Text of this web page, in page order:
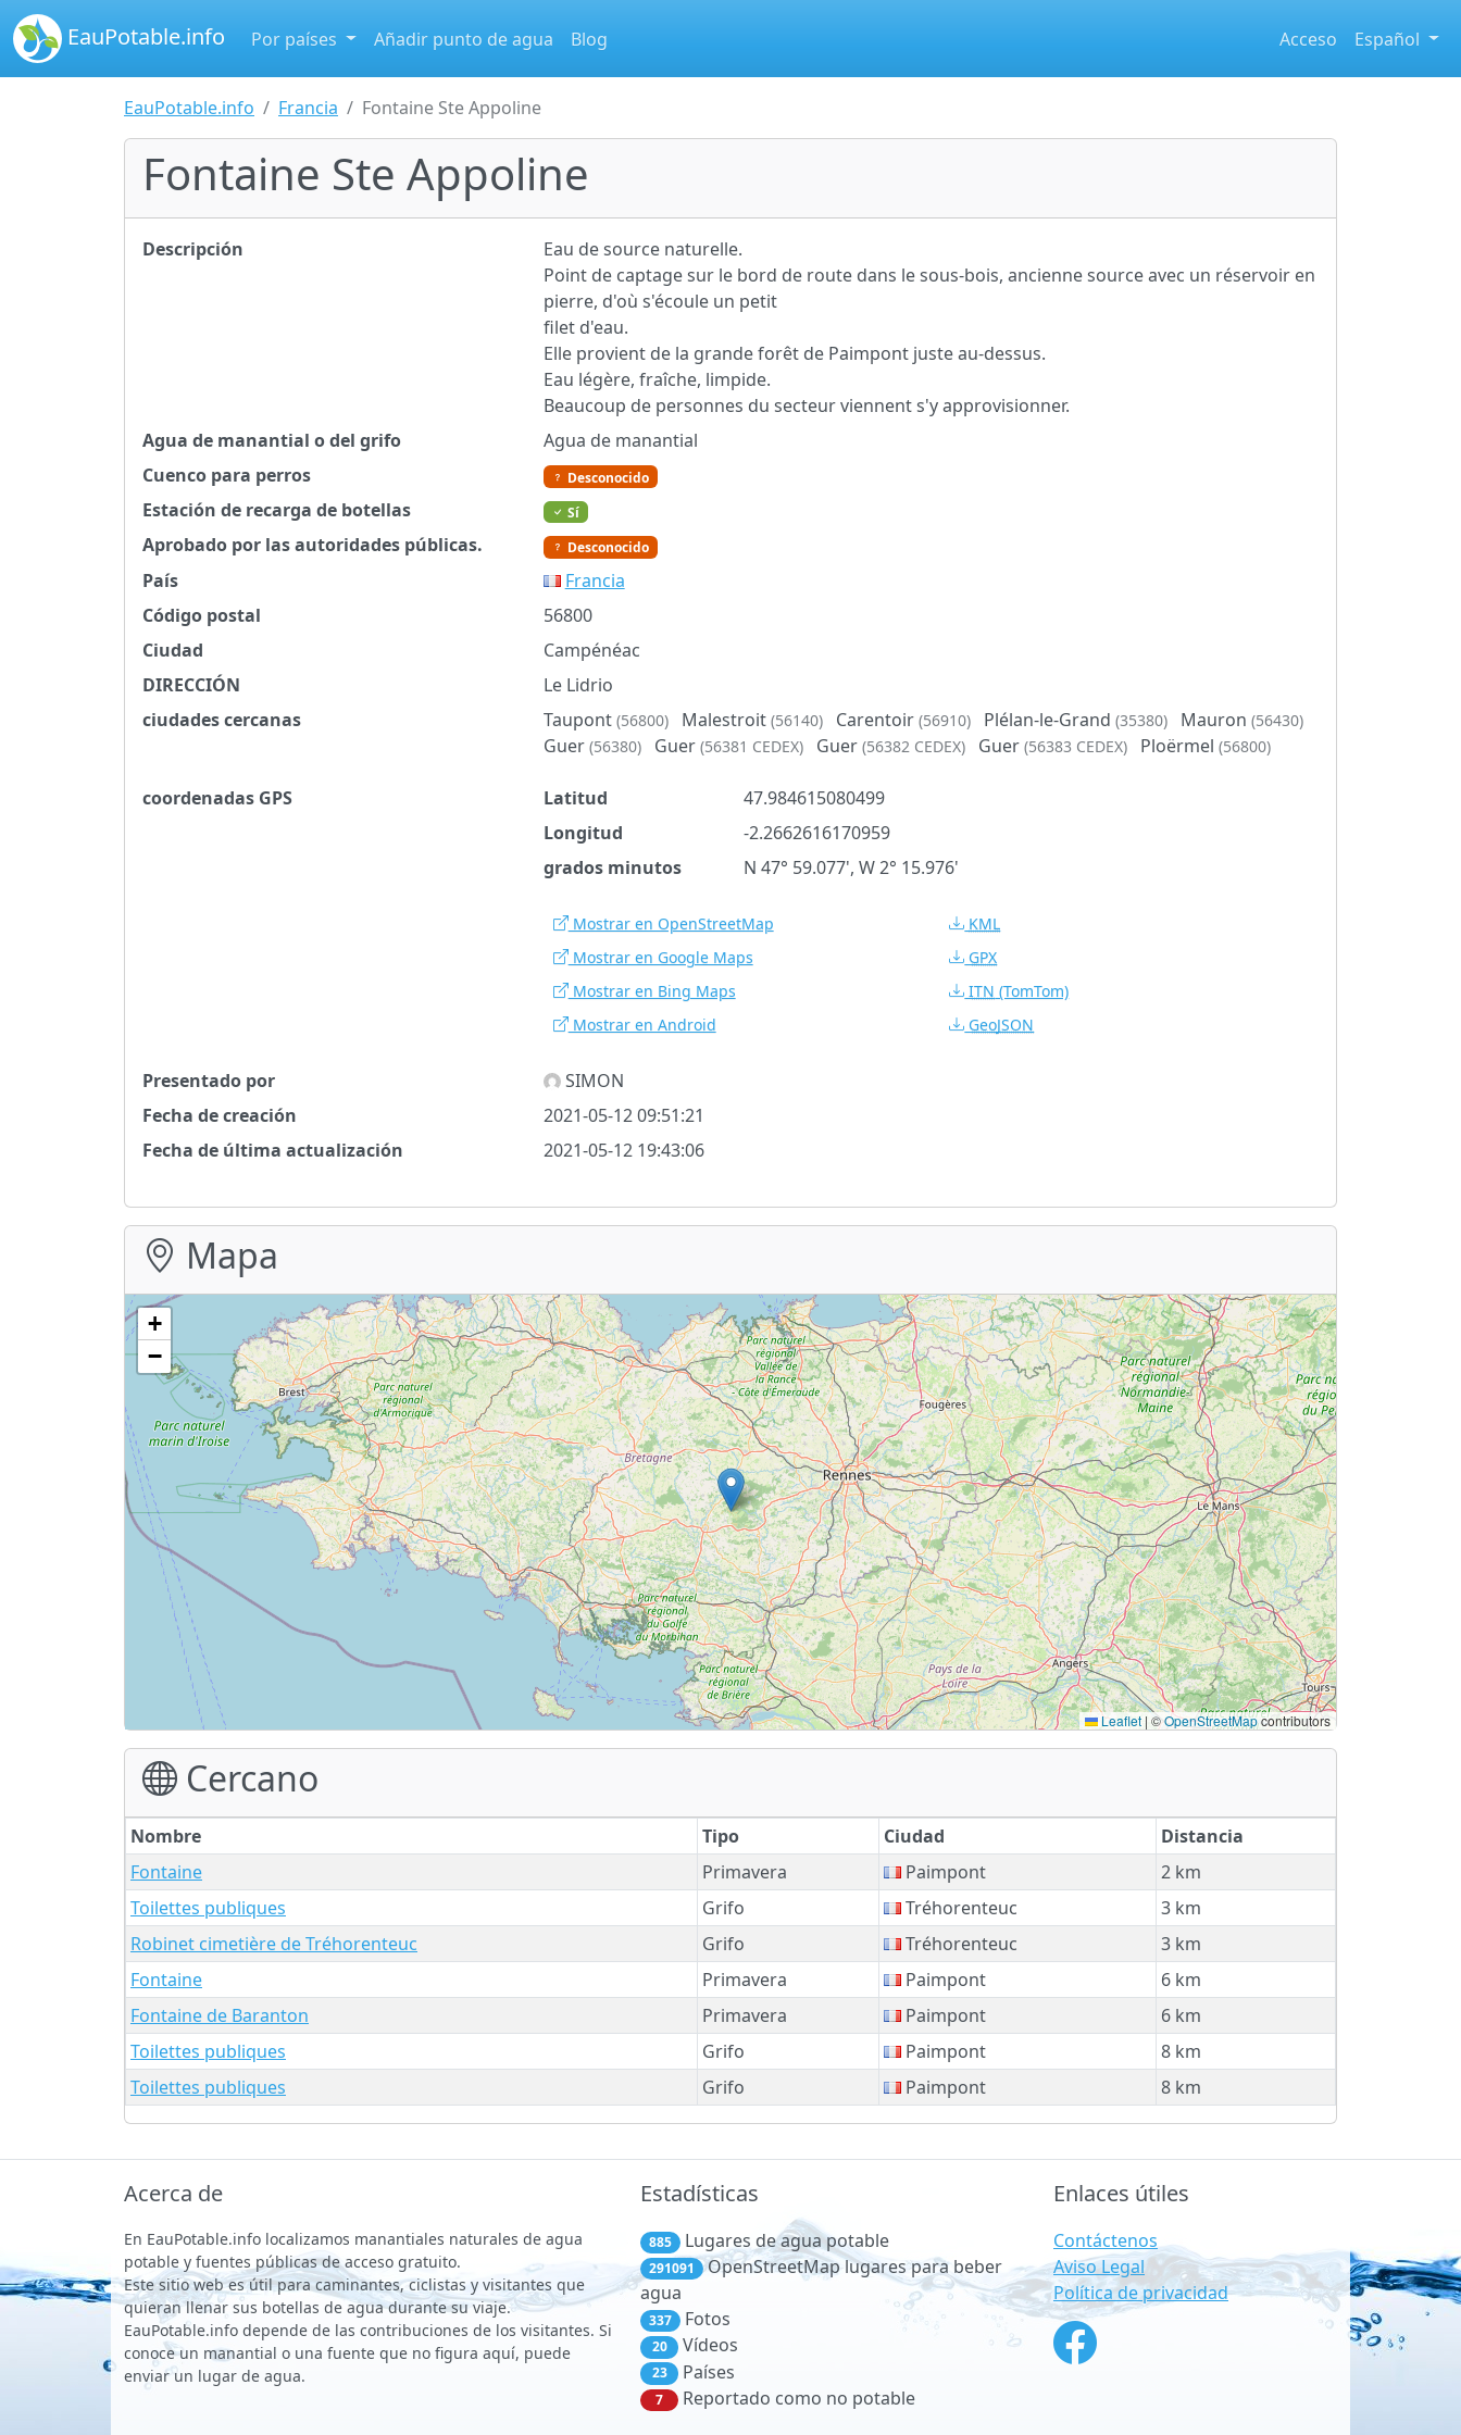
EauPotable.info Por países Añadir punto de agua Blog Acceso Español
EauPotable.info Francia Fontaine Ste Appoline
Fontaine Ste Appoline
Descripción
Eau de source naturelle.
Point de captage sur le bord de route dans le sous-bois, ancienne source avec un réservoir en
pierre, d'où s'écoule un petit
filet d'eau.
Elle provient de la grande forêt de Paimpont juste au-dessus.
Eau légère, fraîche, limpide.
Beaucoup de personnes du secteur viennent s'y approvisionner.
Agua de manantial o del grifo
Agua de manantial
Cuenco para perros
Desconocido
Estación de recarga de botellas Sí
Aprobado por las autoridades públicas. Desconocido
País
Francia
Código postal
56800
Ciudad
Campénéac
DIRECCIÓN
Le Lidrio
ciudades cercanas
Taupont (56800) Malestroit (56140) Carentoir (56910) Plélan-le-Grand (35380) Mauron (56430)
Guer (56380) Guer (56381 CEDEX) Guer (56382 CEDEX) Guer (56383 CEDEX) Ploërmel (56800)
coordenadas GPS Latitud
47.984615080499
Longitud
-2.2662616170959
grados minutos
N 47° 59.077', W 2° 15.976'
Mostrar en OpenStreetMap
Mostrar en Google Maps
Mostrar en Bing Maps
Mostrar en Android
KML
GPX
ITN (TomTom)
GeoJSON
Presentado por
SIMON
Fecha de creación
2021-05-12 09:51:21
Fecha de última actualización
2021-05-12 19:43:06
Mapa
+
−
Leaflet | ©OpenStreetMapcontributors
Cercano
Nombre Tipo Ciudad
Distancia
Fontaine
Primavera Paimpont
2 km
Toilettes publiques
Grifo Tréhorenteuc
3 km
Robinet cimetière de Tréhorenteuc
Grifo Tréhorenteuc
3 km
Fontaine
Primavera Paimpont
6 km
Fontaine de Baranton
Primavera Paimpont
6 km
Toilettes publiques
Grifo Paimpont
8 km
Toilettes publiques
Grifo Paimpont 8 km
Acerca de
En EauPotable.info localizamos manantiales naturales de agua
potable y fuentes públicas de acceso gratuito.
Este sitio web es útil para caminantes, ciclistas y visitantes que
quieran llenar sus botellas de agua durante su viaje.
EauPotable.info depende de las contribuciones de los visitantes. Si
conoce un manantial o una fuente que no figura aquí, puede
enviar un lugar de agua.
Estadísticas
885 Lugares de agua potable
291091 OpenStreetMap lugares para beber
agua
337 Fotos
20 Vídeos
23 Países
7 Reportado como no potable
Enlaces útiles
Contáctenos
Aviso Legal
Política de privacidad